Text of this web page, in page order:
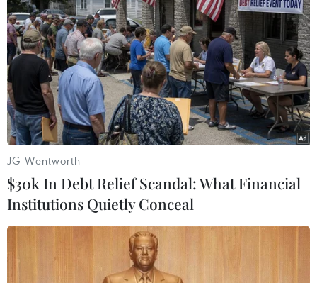
Trên 50% trẻ em được dạy
kỹ năng chống bạo lực, xâm hại tình dục
20/11/2023 03:04
Sau 3 năm triển khai (2020-2023), việc thực hiện Kế
hoạch Hành động Quốc gia Phòng, Chống Bạo lực Xâm
hại Trẻ em 2020-2025 đã đạt được các mục tiêu quan
trọng.
JG Wentworth
$30k In Debt Relief Scandal: What Financial
Institutions Quietly Conceal